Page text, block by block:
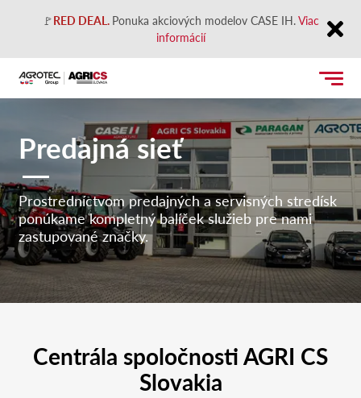
🚩RED DEAL. Ponuka akciových modelov CASE IH.Viac
informácií
Close
Predajná sieť
Prostredníctvom predajných a servisných stredísk
ponúkame kompletný balíček služieb pre nami
zastupované značky.
Centrála spoločnosti AGRI CS
Slovakia